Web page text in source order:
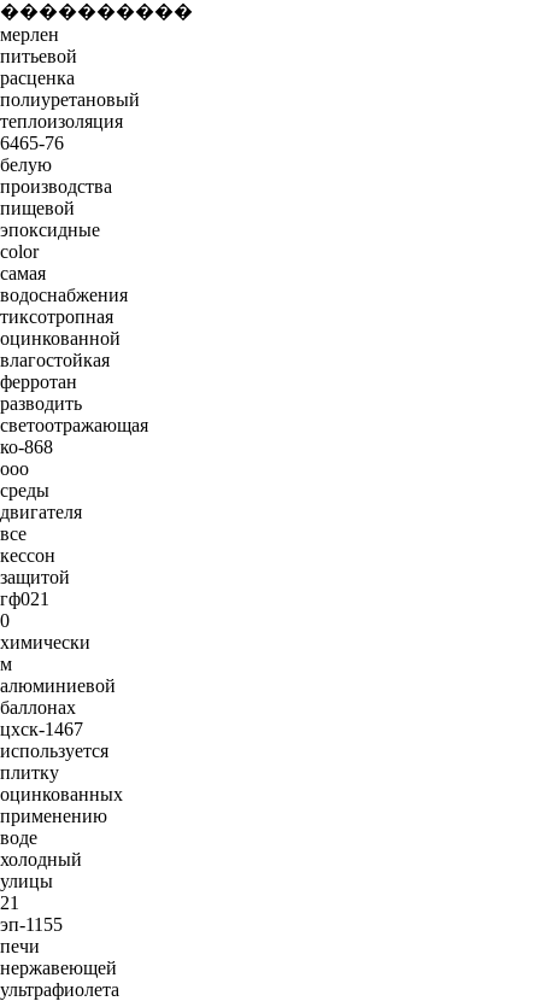
����������
мерлен
питьевой
расценка
полиуретановый
теплоизоляция
6465-76
белую
производства
пищевой
эпоксидные
color
самая
водоснабжения
тиксотропная
оцинкованной
влагостойкая
ферротан
разводить
светоотражающая
ко-868
ооо
среды
двигателя
все
кессон
защитой
гф021
0
химически
м
алюминиевой
баллонах
цхск-1467
используется
плитку
оцинкованных
применению
воде
холодный
улицы
21
эп-1155
печи
нержавеющей
ультрафиолета